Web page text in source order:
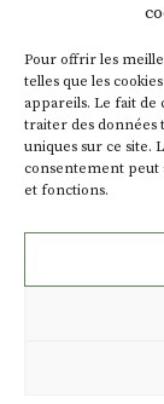
Pour offrir les
telles que les
appareils. Le fait de
traiter des données
uniques sur ce site.
consentement peut
et fonctions.